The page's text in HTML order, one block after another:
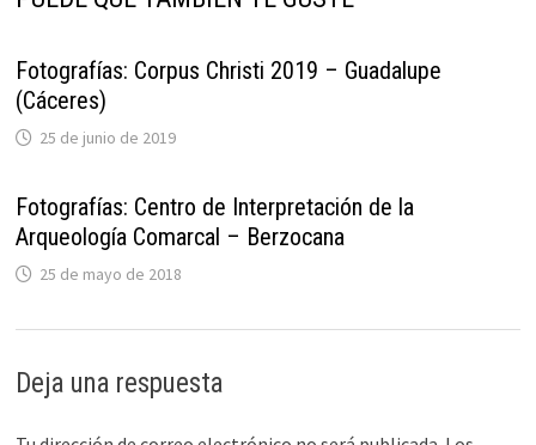
Fotografías: Corpus Christi 2019 – Guadalupe
(Cáceres)
25 de junio de 2019
Fotografías: Centro de Interpretación de la
Arqueología Comarcal – Berzocana
25 de mayo de 2018
Deja una respuesta